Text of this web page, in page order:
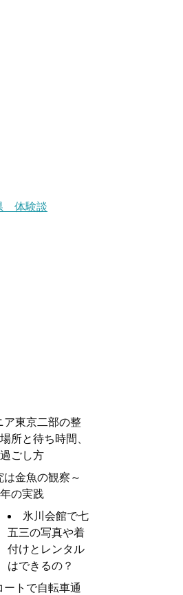
体験談
ア東京二部の整
所と待ち時間、
ごし方
は金魚の観察～
の実践
氷川会館で七
五三の写真や着
付けとレンタル
はできるの？
ートで自転車通